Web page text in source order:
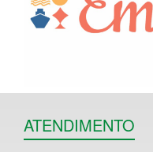
ATENDIMENTO